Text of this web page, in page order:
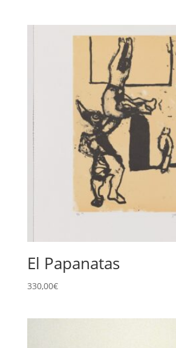
El Papanatas
330,00€